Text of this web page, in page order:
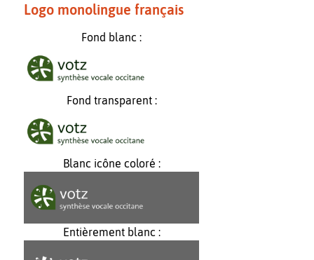
Logo monolingue français
Fond blanc :
Fond transparent :
Blanc icône coloré :
Entièrement blanc :